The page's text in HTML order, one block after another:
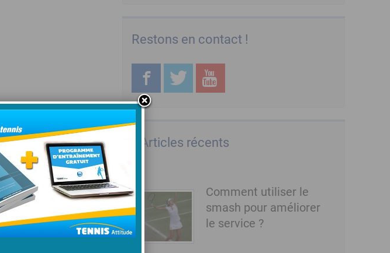
Restons en contact !
Articles récents
Comment utiliser le
smash pour améliorer
le service ?
clefs (avec
ou en